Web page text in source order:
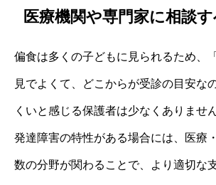
医療機関や専門家に相談
偏食は多くの子どもに見られるため、
見でよくて、どこからが受診の目安な
くいと感じる保護者は少なくありません
発達障害の特性がある場合には、医療
数の分野が関わることで、より適切な